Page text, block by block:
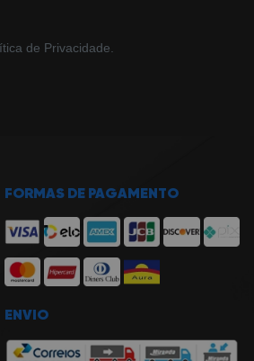
de Privacidade.
FORMAS DE PAGAMENTO
ENVIO